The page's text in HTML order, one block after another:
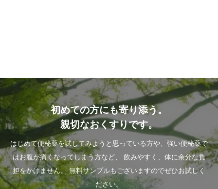
初めての方にも寄り添う。
親切なおくすりです。
はじめて便秘薬を試してみようと思っている方や、強い便秘薬で
はお腹が痛くなってしまう方など、
飲みやすく、体に余分な負
担をかけません。 無料サンプルもございますのでぜひお試しく
ださい。